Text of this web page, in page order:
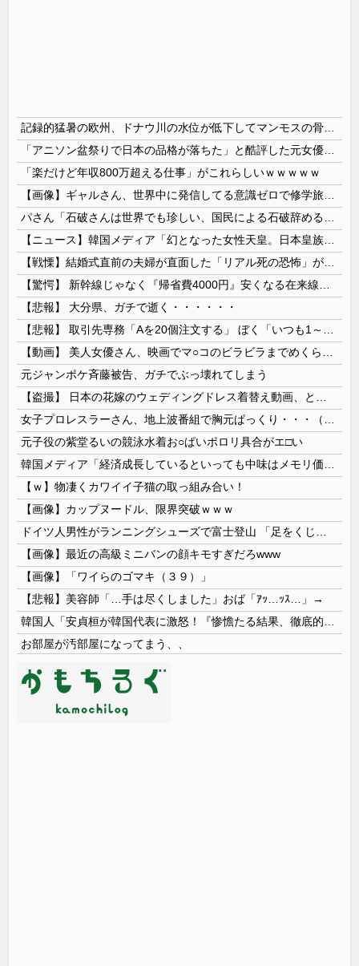
「楽だけど年収800万超える仕事」がこれらしいｗｗｗｗｗ
【悲報】 大分県、ガチで逝く・・・・・・
元ジャンポケ斉藤被告、ガチでぶっ壊れてしまう
元子役の紫堂るいの競泳水着お○ぱいポロリ具合がエ□い
【ｗ】物凄くカワイイ子猫の取っ組み合い！
【画像】カップヌードル、限界突破ｗｗｗ
【画像】最近の高級ミニバンの顔キモすぎだろwww
【画像】「ワイらのゴマキ（３９）」
【悲報】美容師「…手は尽くしました」おば「ｱｯ…ｯｽ…」→
お部屋が汚部屋になってまう、、